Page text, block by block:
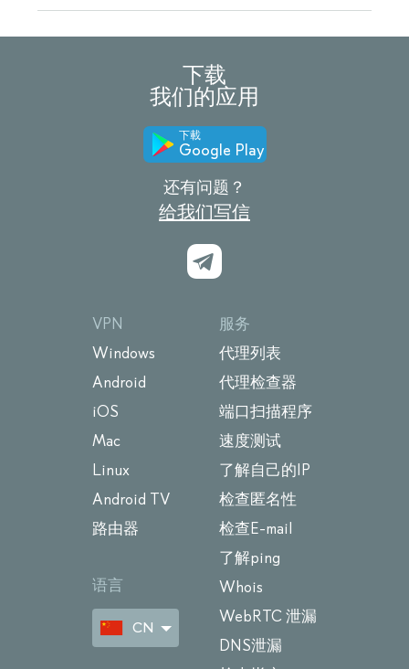
下载
我们的应用
下載
Google Play
还有问题？
给我们写信
VPN
Windows
Android
iOS
Mac
Linux
Android TV
路由器
语言
CN
服务
代理列表
代理检查器
端口扫描程序
速度测试
了解自己的IP
检查匿名性
检查E-mail
了解ping
Whois
WebRTC 泄漏
DNS泄漏